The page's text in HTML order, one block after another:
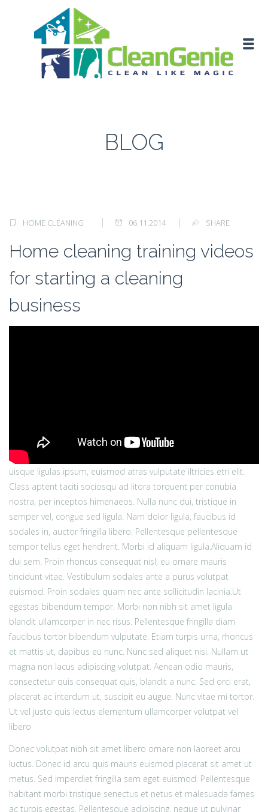
BLOG
HOME CLEANING 06.11.2014 SHARE
Home cleaning training videos
for starting a cleaning
business
uisque ligulas ipsum, euismod atras vulputate iltricies etri elit.
Class aptent taciti sociosqu ad litora torquent per conubia
nostra, per inceptos himenaeos. Nulla nunc dui, tristique in
semper vel, congue sed ligula. Nam dolor ligula, faucibus id
sodales in, auctor fringilla libero. Pellentesque pellentesque
tempor tellus eget hendrerit. Morbi id aliquam ligula.Aliquam id
dui sem. Proin rhoncus consequat nisl, eu ornare mauris
tincidunt vitae. Vestibulum sodales ante a purus volutpat
euismod. Proin sodales quam nec ante sollicitudin lacinia.Ut
egestas bibendum tempor. Morbi non nibh sit amet ligula
blandit ullamcorper in nec risus. Pellentesque fringilla diam
faucibus tortor bibendum vulputate. Etiam turpis urna, rhoncus
et mattis ut, dapibus eu nunc. Nunc sed aliquet nisi. Nullam ut
magna non lacus adipiscing volutpat. Aenean odio mauris,
consectetur quis consequat quis, blandit a nunc. Sed orci erat,
placerat ac interdum ut, suscipit eu augue. Nunc vitae mi tortor.
Ut vel justo quis lectus elementum ullamcorper volutpat vel
libero
Donec volutpat nibh sit amet libero ornare non laoreet arcu
luctus. Donec id arcu quis mauris euismod placerat sit amet ut
metus. Sed imperdiet fringilla sem eget euismod. Pellentesque
habitant morbi tristique senectus et netus et malesuada fames
ac turpis egestas. Pellentesque adipiscing, neque ut pulvinar